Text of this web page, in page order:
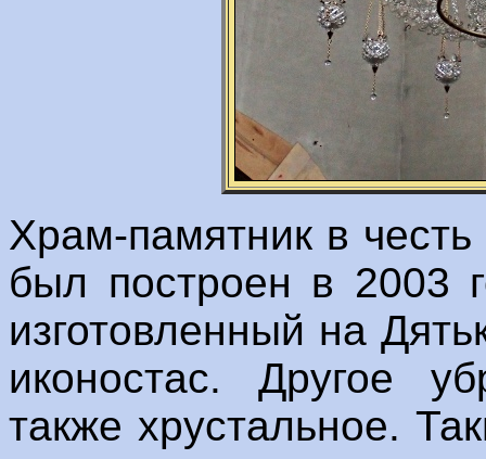
Храм-памятник в
был построен в 2003
изготовленный на
иконостас. Другое
также хрустальное.